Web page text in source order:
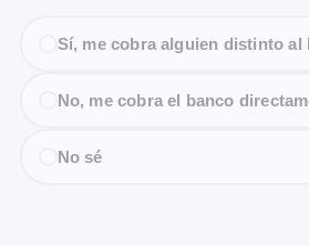
Sí, me cobra alguien distinto al
No, me cobra el banco
No sé